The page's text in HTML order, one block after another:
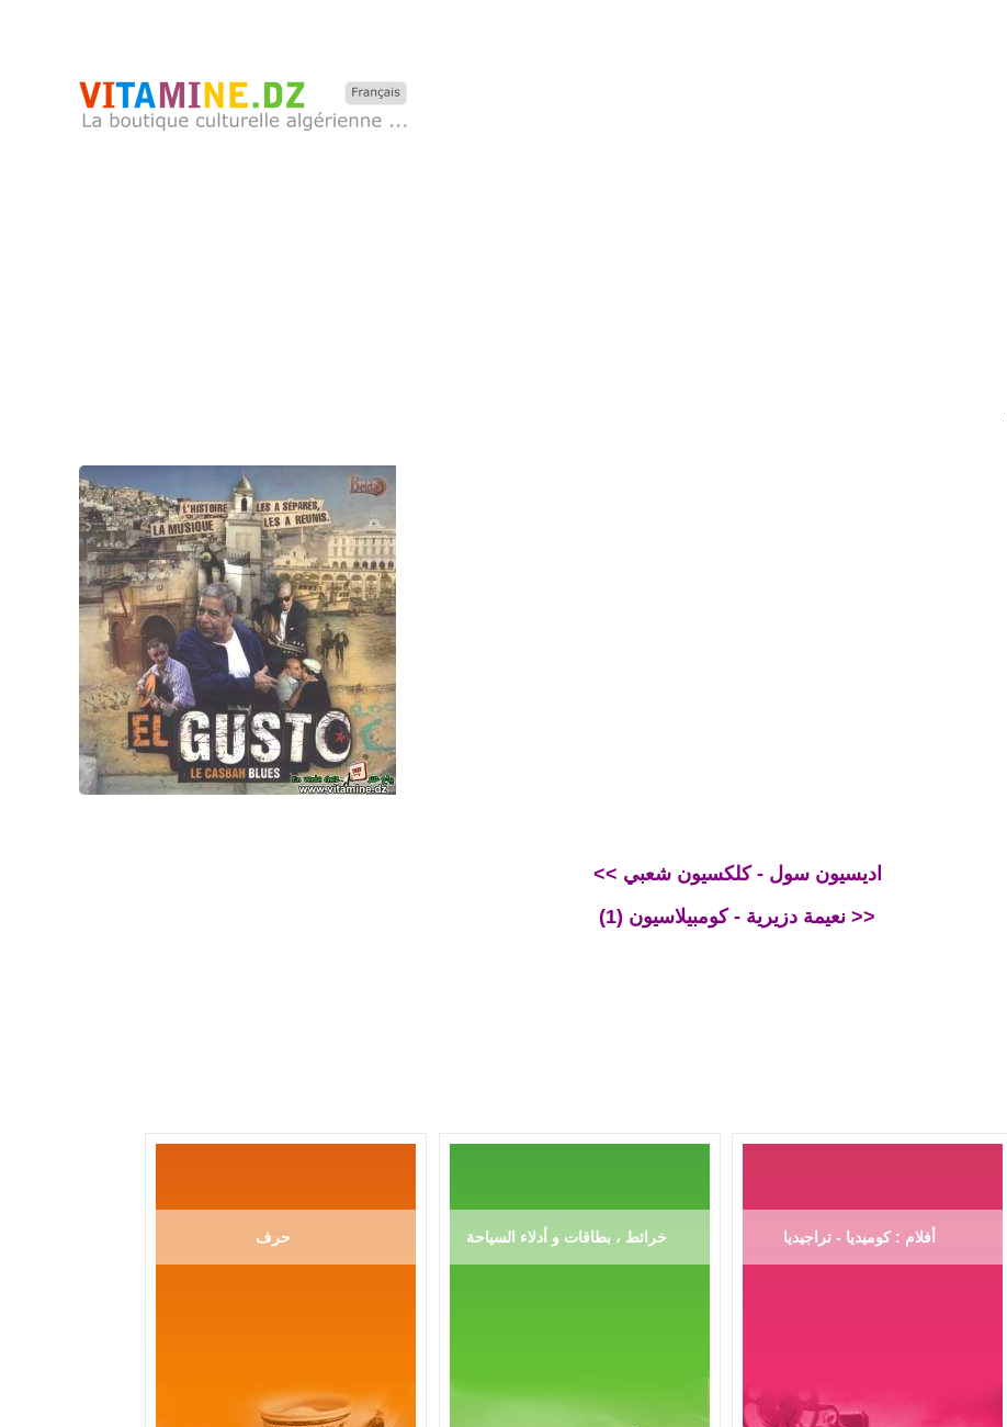
<< اديسيون سول - كلكسيون شعبي
نعيمة دزيرية - كومبيلاسيون (1) >>
حرف خرائط ، بطاقات و أدلاء السياحة أفلام : كوميديا - تراجيديا